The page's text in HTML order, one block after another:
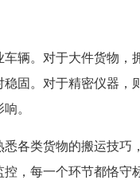
辆。对于大件货物
固。对于精密仪器
。
各类货物的搬运技
，每一个环节都恪守